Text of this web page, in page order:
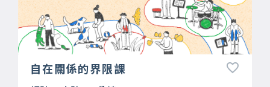
自在關係的界限課